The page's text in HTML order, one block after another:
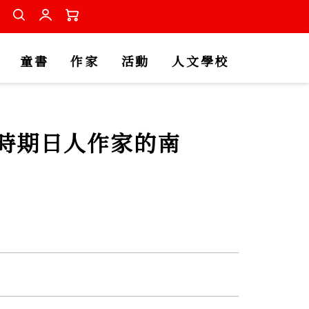
童書 作家 活動 人文學校
期日人作家的南